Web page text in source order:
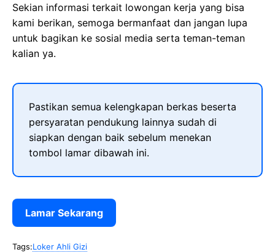
Sekian informasi terkait lowongan kerja yang bisa
kami berikan, semoga bermanfaat dan jangan lupa
untuk bagikan ke sosial media serta teman-teman
kalian ya.
Pastikan semua kelengkapan berkas beserta
persyaratan pendukung lainnya sudah di
siapkan dengan baik sebelum menekan
tombol lamar dibawah ini.
Lamar Sekarang
Tags:Loker Ahli Gizi